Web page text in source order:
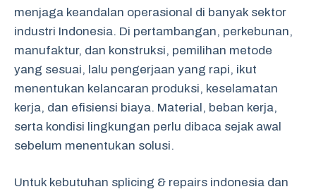
menjaga keandalan operasional di banyak sektor
industri Indonesia. Di pertambangan, perkebunan,
manufaktur, dan konstruksi, pemilihan metode
yang sesuai, lalu pengerjaan yang rapi, ikut
menentukan kelancaran produksi, keselamatan
kerja, dan efisiensi biaya. Material, beban kerja,
serta kondisi lingkungan perlu dibaca sejak awal
sebelum menentukan solusi.
Untuk kebutuhan splicing & repairs indonesia dan